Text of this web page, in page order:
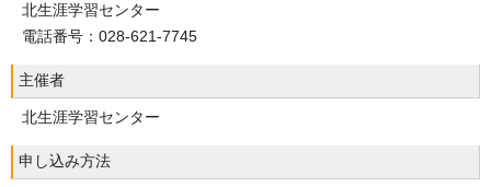
北生涯学習センター
電話番号：028-621-7745
主催者
北生涯学習センター
申し込み方法